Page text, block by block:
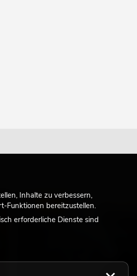
LICHT
Inhalte zu verbessern,
Funktionen bereitzustellen.
erforderliche Dienste sind